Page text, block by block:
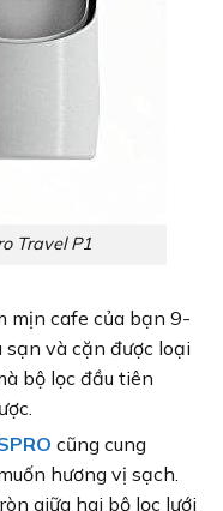
Travel P1
mịn cafe của bạn 9-
và cặn được loại
bộ lọc đầu tiên
cũng cung
hương vị sạch.
giữa hai bộ lọc lưới